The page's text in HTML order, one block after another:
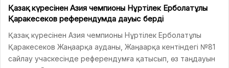
Қазақ күресінен Азия чемпионы Нұртілек Ерболатұлы
Қаракесеков референдумда дауыс берді
Қазақ күресінен Азия чемпионы Нұртілек Ерболатұлы
Қаракесеков Жаңаарқа ауданы, Жаңаарқа кентіндегі №81
сайлау учаскесінде референдумға қатысып, өз таңдауын